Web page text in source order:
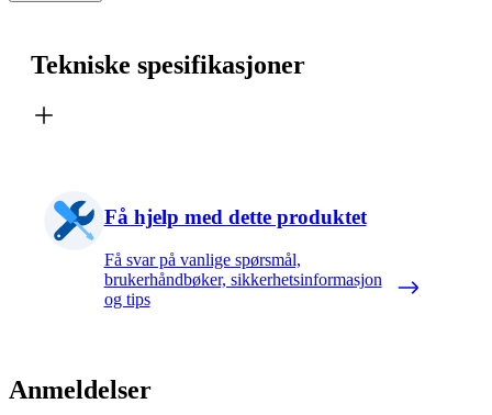
Tekniske spesifikasjoner
Få hjelp med dette produktet
Få svar på vanlige spørsmål,
brukerhåndbøker, sikkerhetsinformasjon
og tips
Anmeldelser